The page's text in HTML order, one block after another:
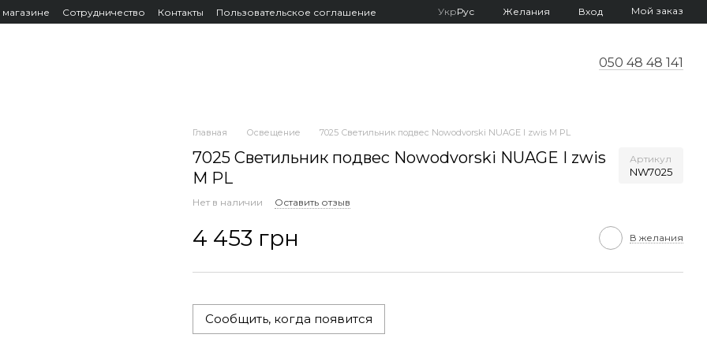
Сотрудничество Контакты Пользовательское соглашение УкрРус Желания Вход Мой заказ
050 48 48 141
Главная Освещение 7025 Светильник подвес Nowodvorski NUAGE I zwis M PL
7025 Светильник подвес Nowodvorski NUAGE I zwis
M PL
Артикул
NW7025
Нет в наличии Оставить отзыв
4 453 грн В желания
Сообщить, когда появится